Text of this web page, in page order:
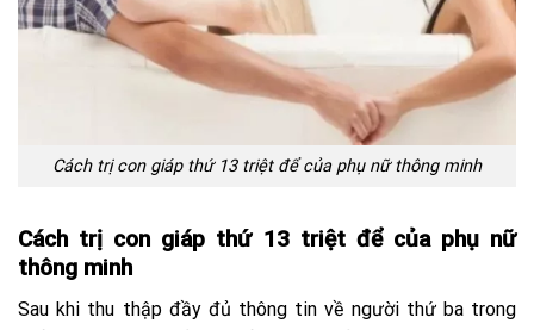
Cách trị con giáp thứ 13 triệt để của phụ nữ thông minh
Cách trị con giáp thứ 13 triệt để của phụ nữ
thông minh
Sau khi thu thập đầy đủ thông tin về người thứ ba trong